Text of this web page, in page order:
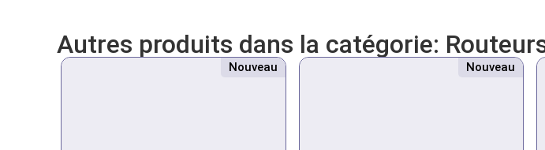
Autres produits dans la catégorie:
Nouveau Nouveau